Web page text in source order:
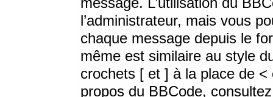
l’administrateur, mais vous
chaque message depuis le
même est similaire au style
crochets [ et ] à la place de <
propos du BBCode,